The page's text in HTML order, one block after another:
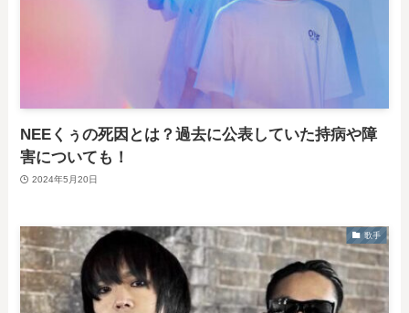
NEEくぅの死因とは？過去に公表していた持病や障
害についても！
2024年5月20日
歌手